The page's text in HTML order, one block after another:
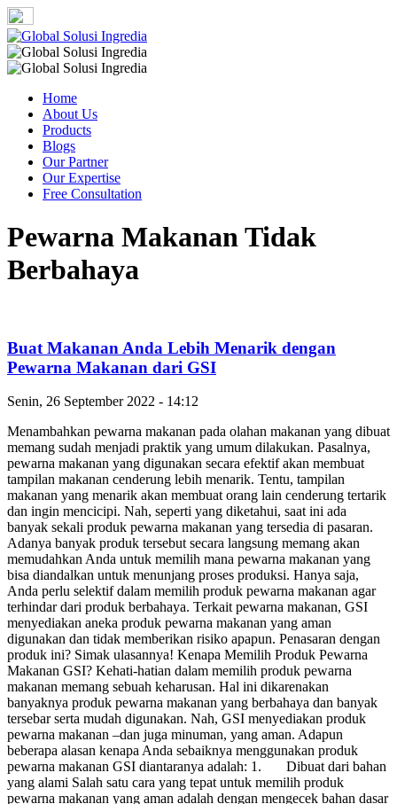
Home
About Us
Products
Blogs
Our Partner
Our Expertise
Free Consultation
Pewarna Makanan Tidak
Berbahaya
Buat Makanan Anda Lebih Menarik dengan
Pewarna Makanan dari GSI
Senin, 26 September 2022 - 14:12
Menambahkan pewarna makanan pada olahan makanan yang dibuat
memang sudah menjadi praktik yang umum dilakukan. Pasalnya,
pewarna makanan yang digunakan secara efektif akan membuat
tampilan makanan cenderung lebih menarik. Tentu, tampilan
makanan yang menarik akan membuat orang lain cenderung tertarik
dan ingin mencicipi. Nah, seperti yang diketahui, saat ini ada
banyak sekali produk pewarna makanan yang tersedia di pasaran.
Adanya banyak produk tersebut secara langsung memang akan
memudahkan Anda untuk memilih mana pewarna makanan yang
bisa diandalkan untuk menunjang proses produksi. Hanya saja,
Anda perlu selektif dalam memilih produk pewarna makanan agar
terhindar dari produk berbahaya. Terkait pewarna makanan, GSI
menyediakan aneka produk pewarna makanan yang aman
digunakan dan tidak memberikan risiko apapun. Penasaran dengan
produk ini? Simak ulasannya! Kenapa Memilih Produk Pewarna
Makanan GSI? Kehati-hatian dalam memilih produk pewarna
makanan memang sebuah keharusan. Hal ini dikarenakan
banyaknya produk pewarna makanan yang berbahaya dan banyak
tersebar serta mudah digunakan. Nah, GSI menyediakan produk
pewarna makanan –dan juga minuman, yang aman. Adapun
beberapa alasan kenapa Anda sebaiknya menggunakan produk
pewarna makanan GSI diantaranya adalah: 1. Dibuat dari bahan
yang alami Salah satu cara yang tepat untuk memilih produk
pewarna makanan yang aman adalah dengan mengecek bahan dasar